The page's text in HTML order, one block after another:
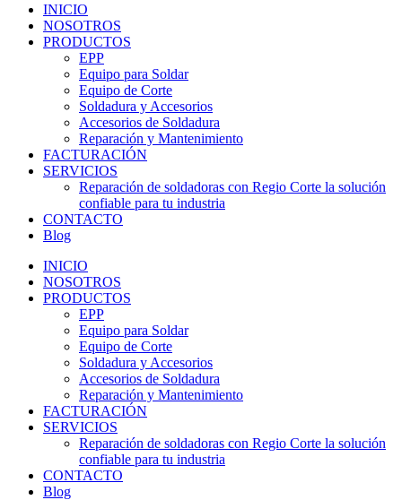
INICIO
NOSOTROS
PRODUCTOS
EPP
Equipo para Soldar
Equipo de Corte
Soldadura y Accesorios
Accesorios de Soldadura
Reparación y Mantenimiento
FACTURACIÓN
SERVICIOS
Reparación de soldadoras con Regio Corte la solución
confiable para tu industria
CONTACTO
Blog
INICIO
NOSOTROS
PRODUCTOS
EPP
Equipo para Soldar
Equipo de Corte
Soldadura y Accesorios
Accesorios de Soldadura
Reparación y Mantenimiento
FACTURACIÓN
SERVICIOS
Reparación de soldadoras con Regio Corte la solución
confiable para tu industria
CONTACTO
Blog